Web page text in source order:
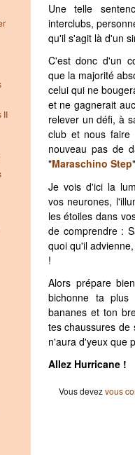
Une telle
interclubs,
qu'il s'agit là d'un
C'est donc d'un
que la majorité
celui qui ne
et ne gagnerait
relever un défi, à
club et nous faire
nouveau pas de
"Maraschino Step
Je vois d'ici la
vos neurones,
les étoiles dans
de comprendre :
quoi qu'il
!
Alors prépare
bichonne ta
bananes et ton
tes chaussures de
n'aura d'yeux que
Allez Hurricane !
Vous devezvous
II